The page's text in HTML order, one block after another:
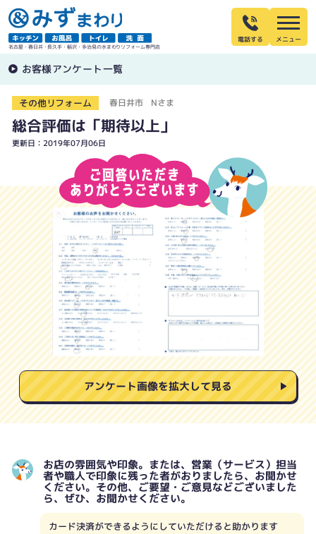
名古屋・春日井・長久手・稲沢・多治見の水まわりリフォーム専門店
電話する
お客様アンケート一覧
その他リフォーム 春日井市 Nさま
総合評価は「期待以上」
更新日：2019年07月06日
アンケート画像を拡大して見る
お店の雰囲気や印象。または、営業（サービス）担当
者や職人で印象に残った者がおりましたら、お聞かせ
ください。その他、ご要望・ご意見などございました
ら、ぜひ、お聞かせください。
カード決済ができるようにしていただけると助かります